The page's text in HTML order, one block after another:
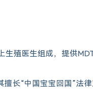
生殖医生组成，提供
长“中国宝宝回国”法